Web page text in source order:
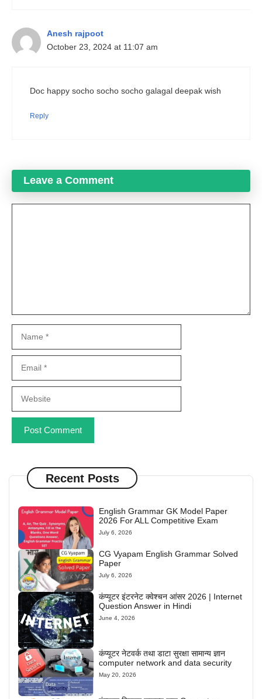
Anesh rajpoot
October 23, 2024 at 11:07 am
Doc happy socho socho socho galagal deepak wish
Reply
Leave a Comment
Recent Posts
English Grammar GK Model Paper
2026 For ALL Competitive Exam
July 6, 2026
CG Vyapam English Grammar Solved
Paper
July 6, 2026
कंप्यूटर इंटरनेट क्वेश्चन आंसर 2026 | Internet
Question Answer in Hindi
June 4, 2026
कंप्यूटर नेटवर्क तथा डाटा सुरक्षा सामान्य ज्ञान
computer network and data security
May 20, 2026